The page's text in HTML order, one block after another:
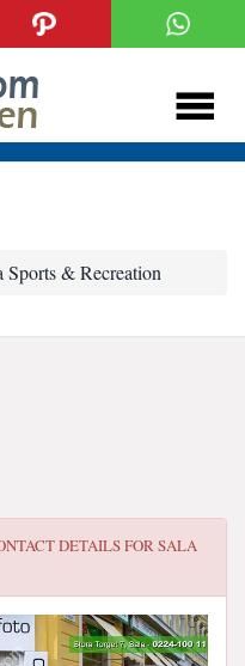
Sports & Recreation
DETAILS FORSALA